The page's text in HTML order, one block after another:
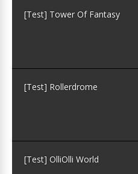
[Test] Tower Of Fantasy
[Test] Rollerdrome
[Test] OlliOlli World